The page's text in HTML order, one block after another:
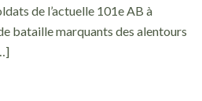
de l’actuelle 101e AB à
bataille marquants des alentours